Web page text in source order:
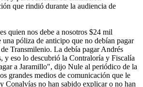
que rindió durante la audiencia de
quien nos debe a nosotros $24 mil
póliza de anticipo que no debían pagar
Transmilenio. La debía pagar Andrés
y eso lo descubrió la Contraloría y Fiscalía
a Jaramillo", dijo Nule al periódico de la
grandes medios de comunicación que le
Conalvías no han sabido explicar o no han